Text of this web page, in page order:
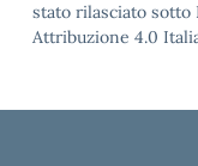
stato rilasciato sotto
Attribuzione 4.0